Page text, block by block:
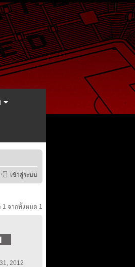
เข้าสู่ระบบ
1 จากทั้งหมด 1
2012